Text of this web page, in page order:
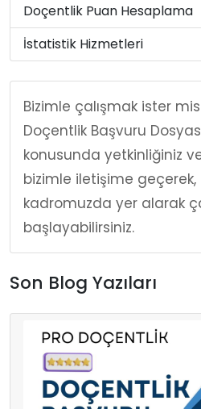
Doçentlik Puan Hesaplama
İstatistik Hizmetleri
Bizimle çalışmak ister
Doçentlik Başvuru
konusunda yetkinliğiniz
bizimle iletişime
kadromuzda yer alarak
başlayabilirsiniz.
Son Blog Yazıları